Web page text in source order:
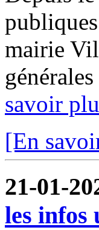
mairie
savoir
[En
21-01-
les infos